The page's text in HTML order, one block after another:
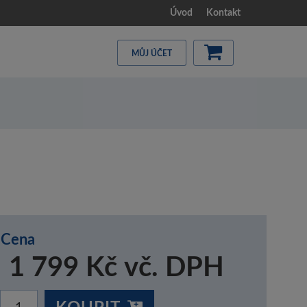
Úvod Kontakt
MŮJ ÚČET
Cena
1 799 Kč vč. DPH